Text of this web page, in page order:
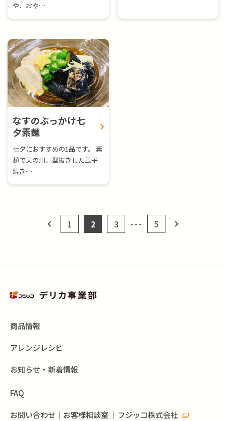
や、おや…
なすのぶっかけ七
夕素麺
七夕におすすめの1品です。 素
麺で天の川、型抜きした玉子
焼き…
1 2 3 ･･･ 5
商品情報
アレンジレシピ
お知らせ・新着情報
FAQ
お問い合わせ｜お客様相談室 ｜フジッコ株式会社